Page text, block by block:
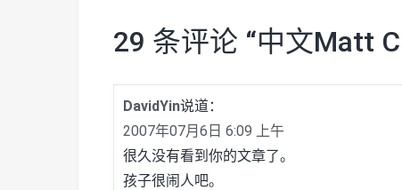
29 条评论 “中文Matt
DavidYin说道：
2007年07月6日 6:09 上午
很久没有看到你的文章了。
孩子很闹人吧。